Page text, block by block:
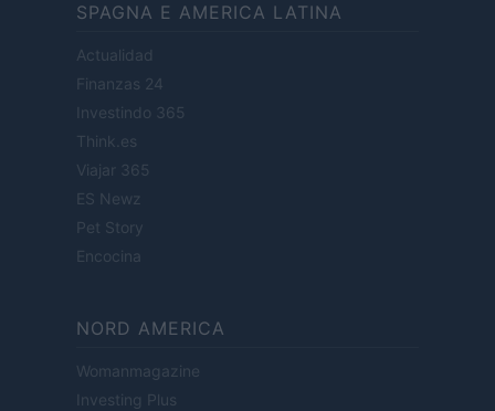
SPAGNA E AMERICA LATINA
Actualidad
Finanzas 24
Investindo 365
Think.es
Viajar 365
ES Newz
Pet Story
Encocina
NORD AMERICA
Womanmagazine
Investing Plus